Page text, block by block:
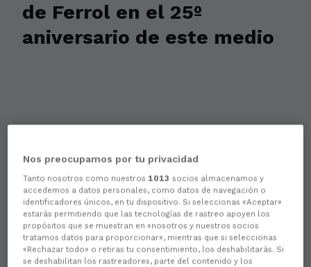
de Ferrol en el 25º
aniversario de este medio
Nos preocupamos por tu privacidad
Tanto nosotros como nuestros 1013 socios almacenamos y
accedemos a datos personales, como datos de navegación o
identificadores únicos, en tu dispositivo. Si seleccionas «Aceptar»
estarás permitiendo que las tecnologías de rastreo apoyen los
propósitos que se muestran en «nosotros y nuestros socios
tratamos datos para proporcionar», mientras que si seleccionas
«Rechazar todo» o retiras tu consentimiento, los deshabilitarás. Si
se deshabilitan los rastreadores, parte del contenido y los